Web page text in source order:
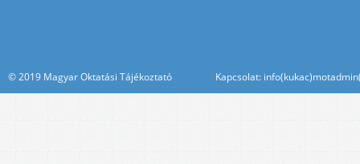
© 2019 Magyar Oktatási Tájékoztató Kapcsolat: